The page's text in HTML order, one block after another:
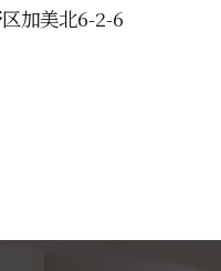
加美北6-2-6